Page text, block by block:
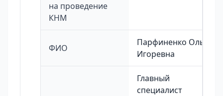
на проведение
КНМ
ФИО
Парфиненко Ольга
Игоревна
Главный
специалист